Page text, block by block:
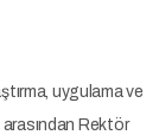
uygulama ve
Rektör